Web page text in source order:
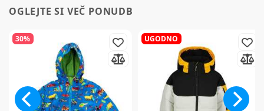
OGLEJTE SI VEČ PONUDB
30% UGODNO